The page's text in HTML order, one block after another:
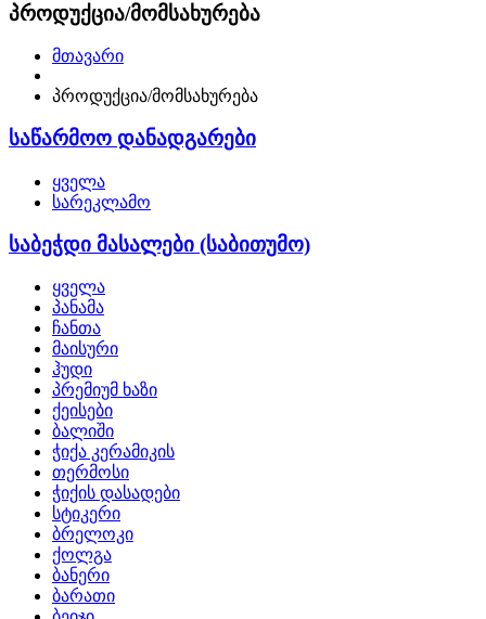
პროდუქცია/მომსახურება
მთავარი
პროდუქცია/მომსახურება
საწარმოო დანადგარები
ყველა
სარეკლამო
საბეჭდი მასალები (საბითუმო)
ყველა
პანამა
ჩანთა
მაისური
ჰუდი
პრემიუმ ხაზი
ქეისები
ბალიში
ჭიქა კერამიკის
თერმოსი
ჭიქის დასადები
სტიკერი
ბრელოკი
ქოლგა
ბანერი
ბარათი